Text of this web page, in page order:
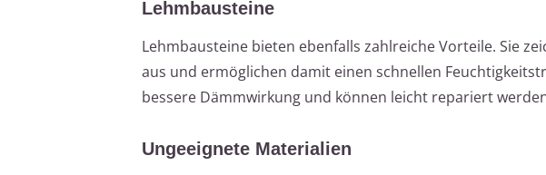
Lehmbausteine
Lehmbausteine bieten ebenfalls zahlreiche Vorteile. Sie
aus und ermöglichen damit einen schnellen
bessere Dämmwirkung und können leicht repariert
Ungeeignete Materialien